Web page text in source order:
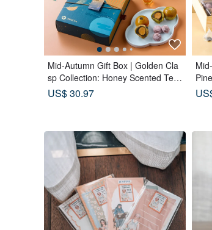
Mid-Autumn Gift Box | Golden Cla
sp Collection: Honey Scented Tea
Bags x Double Tea Yolk Pastry x 1
2 Tea Biscuits - Lunar Blue
US$ 30.97
ags